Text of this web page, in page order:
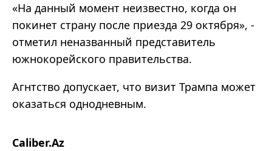
«На данный момент неизвестно, когда он
покинет страну после приезда 29 октября», -
отметил неназванный представитель
южнокорейского правительства.
Агнтство допускает, что визит Трампа может
оказаться однодневным.
Caliber.Az